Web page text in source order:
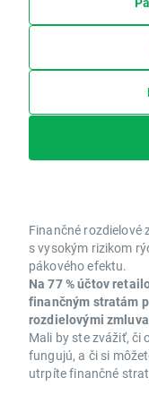
Finančné rozdielové
s vysokým rizikom
pákového efektu.
Na 77 % účtov
finančným stratám
rozdielovými
Mali by ste zvážiť, či
fungujú, a či si
utrpíte finančné